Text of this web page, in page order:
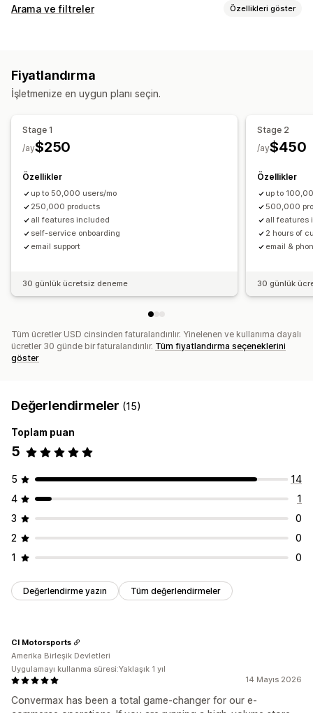
Menü tarzı
Göz atma
İçerik haritaları
Sonsuz kaydırma
Özelleştirme
Renk ve yazı tipi
Özel simgeler
Görsel boyutu
Analizler
Arama ve filtreler Özellikleri göster
Yazım hatası toleransı
Gereksiz sözcükler Arama önerileri
Özel sıralama
Sonuçları hariç tutma
Mobil duyarlı
Özel filtreler Arama sonuçları sayfası
Analizler
Filtre kullanımı Gerçek zamanlı analizler Arama sorguları
Fiyatlandırma
İşletmenize en uygun planı seçin.
Stage 1
$250
/ay
Özellikler
up to 50,000 users/mo
250,000 products
all features included
self-service onboarding
email support
30 günlük ücretsiz deneme
Stage 2
$450
/ay
Özellikler
up to
500,000
all features
2 hours of
email &
30 günlük
Tüm ücretler USD cinsinden faturalandırılır. Yinelenen ve kullanıma dayalı
ücretler 30 günde bir faturalandırılır. Tüm fiyatlandırma seçeneklerini
göster
Değerlendirmeler (15)
Toplam puan
5
5
14
4
1
3
0
2
0
1
0
Değerlendirme yazın Tüm değerlendirmeler
14 Mayıs 2026
Convermax has been a total game-changer for our e-
CI Motorsports
Amerika Birleşik Devletleri
Uygulamayı kullanma süresi:Yaklaşık 1 yıl